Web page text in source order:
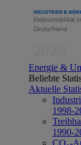
Energie &
Beliebte
Aktuelle
1998-
1990-
CO₂-